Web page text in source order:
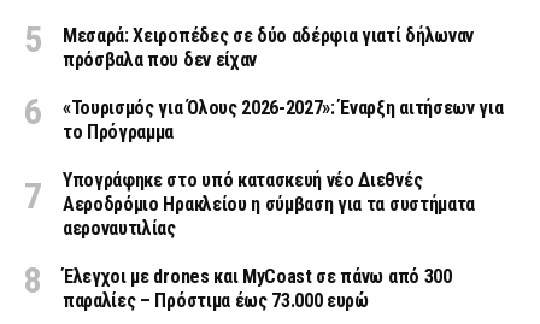
Μεσαρά: Χειροπέδες σε δύο αδέρφια γιατί δήλωναν
πρόσβαλα που δεν είχαν
«Τουρισμός για Όλους 2026-2027»: Έναρξη αιτήσεων για
το Πρόγραμμα
Υπογράφηκε στο υπό κατασκευή νέο Διεθνές
Αεροδρόμιο Ηρακλείου η σύμβαση για τα συστήματα
αεροναυτιλίας
Έλεγχοι με drones και MyCoast σε πάνω από 300
παραλίες – Πρόστιμα έως 73.000 ευρώ